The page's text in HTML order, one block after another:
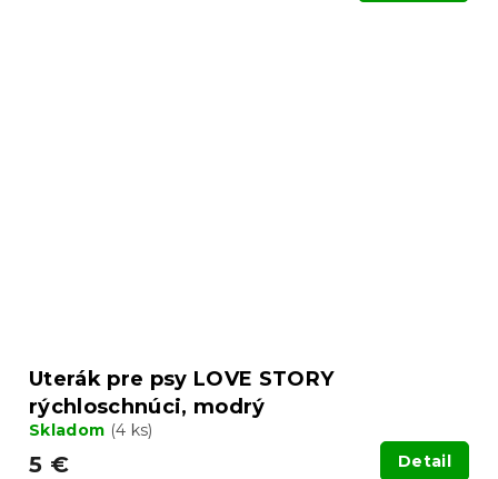
Uterák pre psy LOVE STORY
rýchloschnúci, modrý
Skladom (4 ks)
5 € Detail